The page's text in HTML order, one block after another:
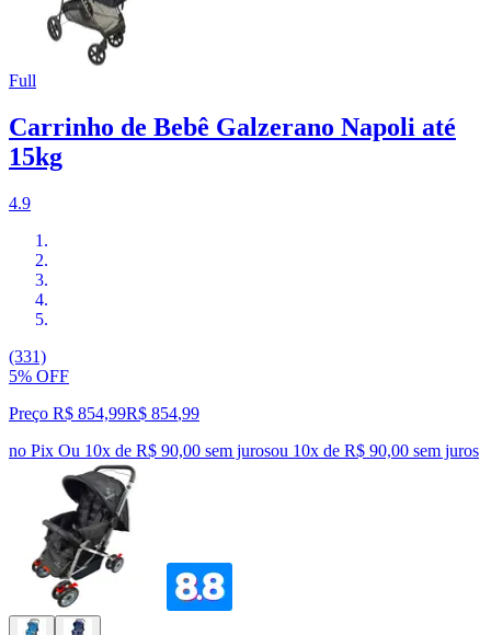
Full
Carrinho de Bebê Galzerano Napoli até
15kg
4.9
(331)
5% OFF
Preço R$ 854,99R$ 854,99
no Pix Ou 10x de R$ 90,00 sem jurosou 10x de R$ 90,00 sem juros